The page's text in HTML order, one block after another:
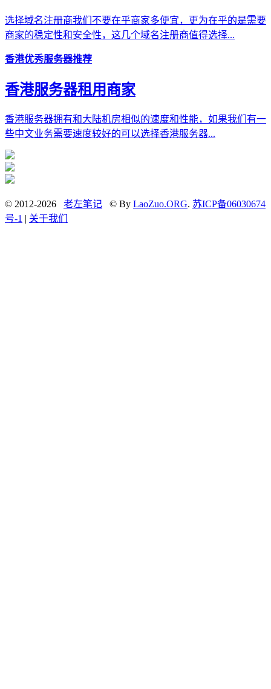
选择域名注册商我们不要在乎商家多便宜，更为在乎的是需要
商家的稳定性和安全性，这几个域名注册商值得选择...
香港优秀服务器推荐
香港服务器租用商家
香港服务器拥有和大陆机房相似的速度和性能，如果我们有一
些中文业务需要速度较好的可以选择香港服务器...
© 2012-2026 老左笔记 © By LaoZuo.ORG. 苏ICP备06030674
号-1 | 关于我们